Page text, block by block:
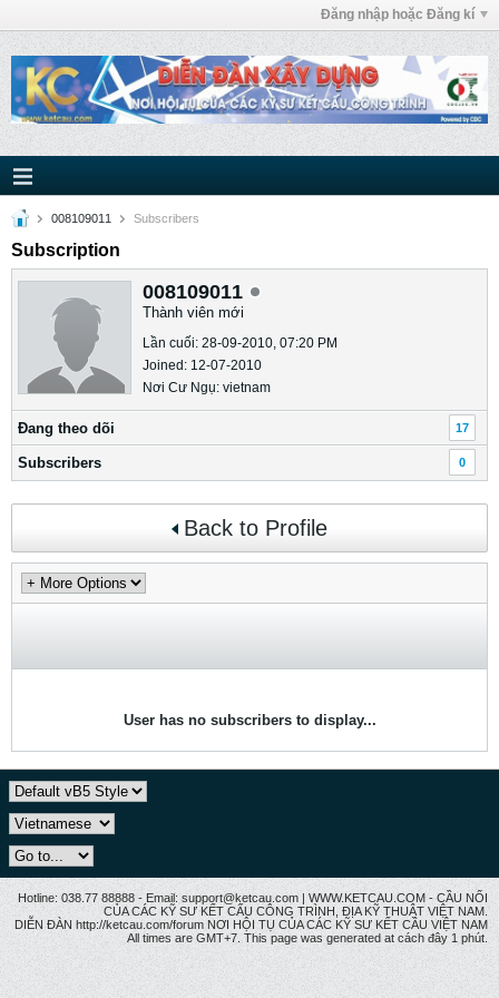
Đăng nhập hoặc Đăng kí
008109011 Subscribers
Subscription
008109011
Thành viên mới
Lần cuối: 28-09-2010, 07:20 PM
Joined: 12-07-2010
Nơi Cư Ngụ: vietnam
Ðang theo dõi 17
Subscribers 0
Back to Profile
User has no subscribers to display...
Hotline: 038.77 88888 - Email: support@ketcau.com | WWW.KETCAU.COM - CẦU NỐI
CỦA CÁC KỸ SƯ KẾT CẤU CÔNG TRÌNH, ĐỊA KỸ THUẬT VIỆT NAM.
DIỄN ĐÀN http://ketcau.com/forum NƠI HỘI TỤ CỦA CÁC KỸ SƯ KẾT CÂU VIỆT NAM
All times are GMT+7. This page was generated at cách đây 1 phút.